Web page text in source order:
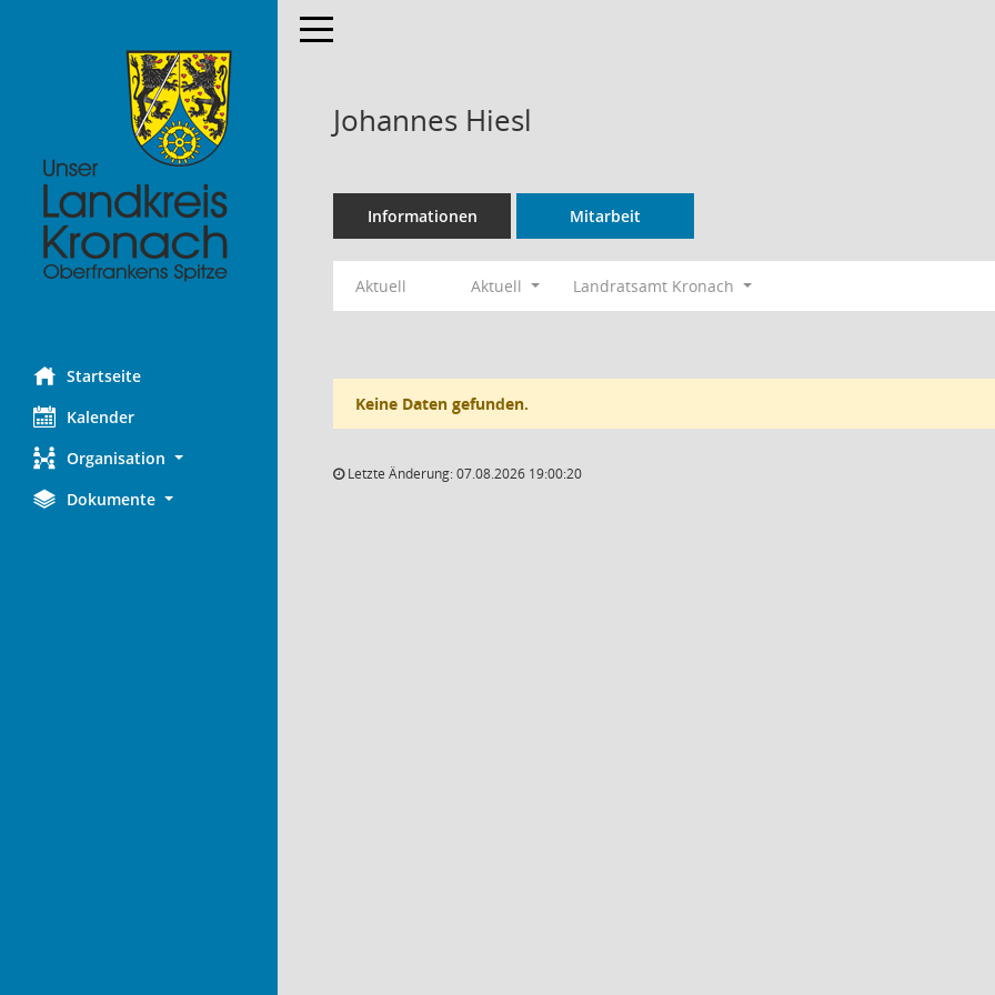
Startseite
Kalender
Organisation
Dokumente
Toggle navigation
Johannes Hiesl
Informationen Mitarbeit
Aktuell Aktuell Landratsamt Kronach
Keine Daten gefunden.
Letzte Änderung: 07.08.2026 19:00:20